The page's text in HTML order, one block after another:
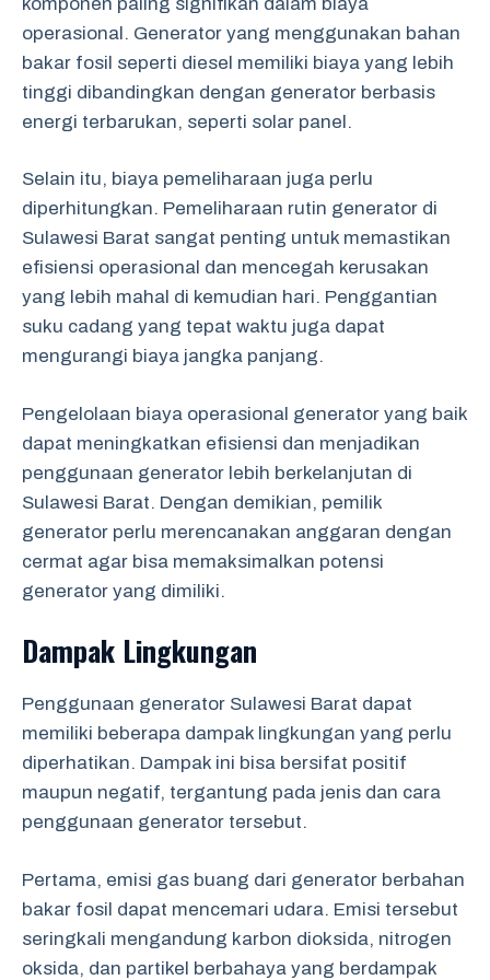
operasional. Generator yang menggunakan bahan
bakar fosil seperti diesel memiliki biaya yang lebih
tinggi dibandingkan dengan generator berbasis
energi terbarukan, seperti solar panel.
Selain itu, biaya pemeliharaan juga perlu
diperhitungkan. Pemeliharaan rutin generator di
Sulawesi Barat sangat penting untuk memastikan
efisiensi operasional dan mencegah kerusakan
yang lebih mahal di kemudian hari. Penggantian
suku cadang yang tepat waktu juga dapat
mengurangi biaya jangka panjang.
Pengelolaan biaya operasional generator yang baik
dapat meningkatkan efisiensi dan menjadikan
penggunaan generator lebih berkelanjutan di
Sulawesi Barat. Dengan demikian, pemilik
generator perlu merencanakan anggaran dengan
cermat agar bisa memaksimalkan potensi
generator yang dimiliki.
Dampak Lingkungan
Penggunaan generator Sulawesi Barat dapat
memiliki beberapa dampak lingkungan yang perlu
diperhatikan. Dampak ini bisa bersifat positif
maupun negatif, tergantung pada jenis dan cara
penggunaan generator tersebut.
Pertama, emisi gas buang dari generator berbahan
bakar fosil dapat mencemari udara. Emisi tersebut
seringkali mengandung karbon dioksida, nitrogen
oksida, dan partikel berbahaya yang berdampak